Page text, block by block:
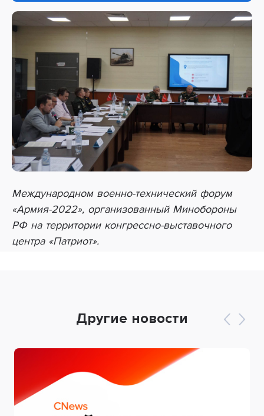
Международном военно-технический форум
«Армия-2022», организованный Минобороны
РФ на территории конгрессно-выставочного
центра «Патриот».
Другие новости